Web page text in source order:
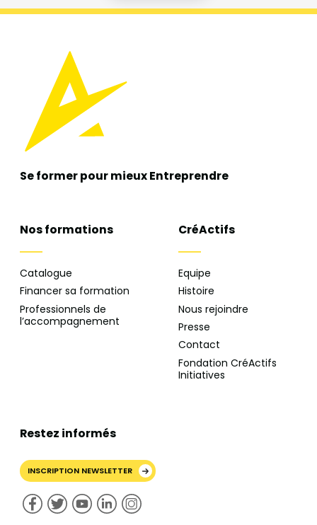
Se former pour mieuxEntreprendre
Nos formations
Catalogue
Financer sa formation
Professionnels de
l’accompagnement
CréActifs
Equipe
Histoire
Nous rejoindre
Presse
Contact
Fondation CréActifs
Initiatives
Restez informés
INSCRIPTION NEWSLETTER